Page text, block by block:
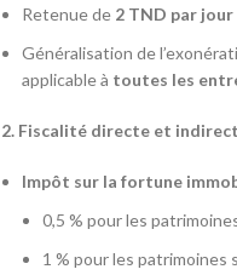
Retenue de 2 TND par
Généralisation de
applicable à toutes les
2. Fiscalité directe et
Impôt sur la fortune
0,5 % pour les
1 % pour les patrimoines